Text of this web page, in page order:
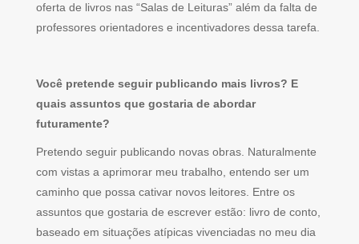
oferta de livros nas “Salas de Leituras” além da falta de
professores orientadores e incentivadores dessa tarefa.
Você pretende seguir publicando mais livros? E
quais assuntos que gostaria de abordar
futuramente?
Pretendo seguir publicando novas obras. Naturalmente
com vistas a aprimorar meu trabalho, entendo ser um
caminho que possa cativar novos leitores. Entre os
assuntos que gostaria de escrever estão: livro de conto,
baseado em situações atípicas vivenciadas no meu dia